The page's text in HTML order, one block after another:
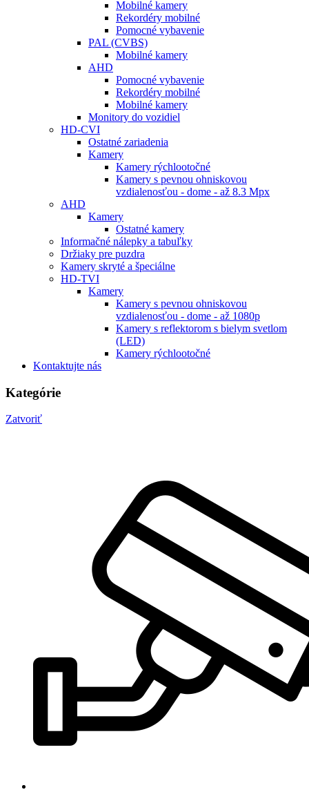
Mobilné kamery
Rekordéry mobilné
Pomocné vybavenie
PAL (CVBS)
Mobilné kamery
AHD
Pomocné vybavenie
Rekordéry mobilné
Mobilné kamery
Monitory do vozidiel
HD-CVI
Ostatné zariadenia
Kamery
Kamery rýchlootočné
Kamery s pevnou ohniskovou
vzdialenosťou - dome - až 8.3 Mpx
AHD
Kamery
Ostatné kamery
Informačné nálepky a tabuľky
Držiaky pre puzdra
Kamery skryté a špeciálne
HD-TVI
Kamery
Kamery s pevnou ohniskovou
vzdialenosťou - dome - až 1080p
Kamery s reflektorom s bielym svetlom
(LED)
Kamery rýchlootočné
Kontaktujte nás
Kategórie
Zatvoriť